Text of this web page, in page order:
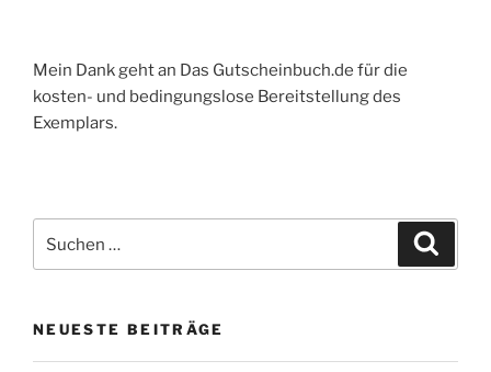
Mein Dank geht an Das Gutscheinbuch.de für die
kosten- und bedingungslose Bereitstellung des
Exemplars.
nach:
NEUESTE BEITRÄGE